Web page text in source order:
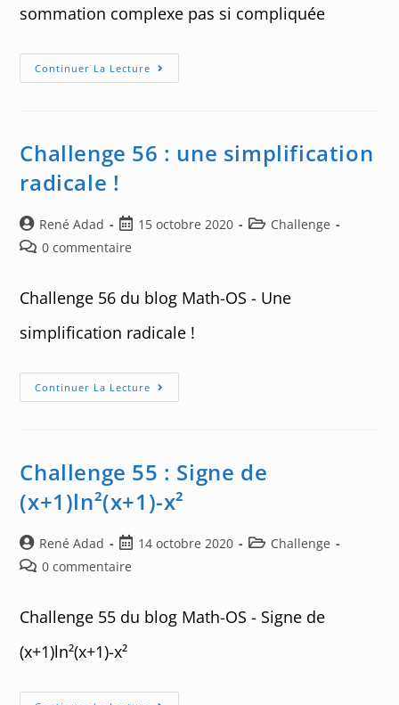
sommation complexe pas si compliquée
Continuer La Lecture Challenge
57
Pas
Si
Challenge 56 : une simplification
radicale !
Auteur/autrice
de
René Adad
Post
published:
15 octobre 2020
PostChallenge
Post0 commentaire
Challenge 56 du blog Math-OS - Une
simplification radicale !
Continuer La Lecture Challenge
56
!
Challenge 55 : Signe de
(x+1)ln²(x+1)-x²
Auteur/autrice
de
René Adad
Post
published:
14 octobre 2020
PostChallenge
Post0 commentaire
Challenge 55 du blog Math-OS - Signe de
(x+1)ln²(x+1)-x²